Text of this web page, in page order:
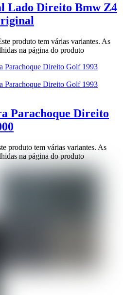
Lado Direito Bmw Z4
produto tem várias variantes. As
na página do produto
Parachoque Direito
produto tem várias variantes. As
na página do produto